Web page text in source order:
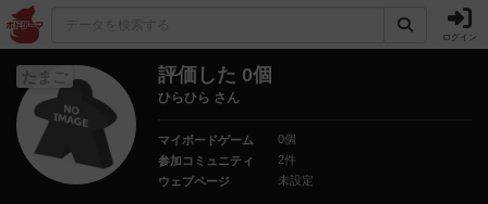
ログイン
たまご 評価した 0個
ひらひら さん
マイボードゲーム
0個
参加コミュニティ
2件
ウェブページ
未設定